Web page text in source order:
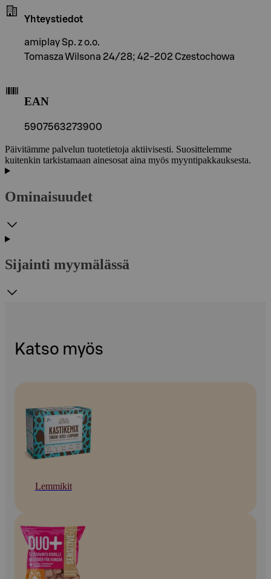
Yhteystiedot
amiplay Sp. z o.o.
Tomasza Wilsona 24/28; 42-202 Czestochowa
EAN
5907563273900
Päivitämme palvelun tuotetietoja aktiivisesti. Suosittelemme
kuitenkin tarkistamaan ainesosat aina myös myyntipakkauksesta.
Ominaisuudet
Sijainti myymälässä
Katso myös
Lemmikit